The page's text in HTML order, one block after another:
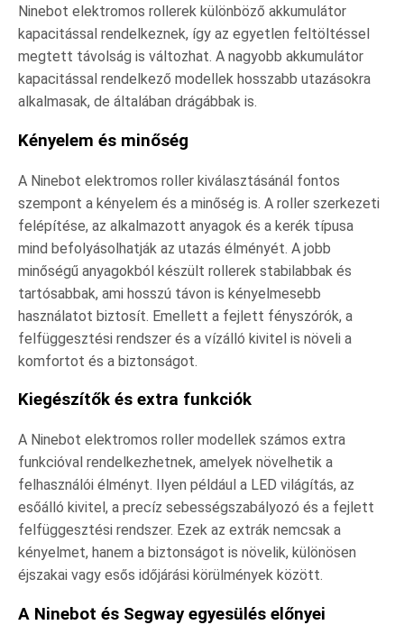
Ninebot elektromos rollerek különböző akkumulátor
kapacitással rendelkeznek, így az egyetlen feltöltéssel
megtett távolság is változhat. A nagyobb akkumulátor
kapacitással rendelkező modellek hosszabb utazásokra
alkalmasak, de általában drágábbak is.
Kényelem és minőség
A Ninebot elektromos roller kiválasztásánál fontos
szempont a kényelem és a minőség is. A roller szerkezeti
felépítése, az alkalmazott anyagok és a kerék típusa
mind befolyásolhatják az utazás élményét. A jobb
minőségű anyagokból készült rollerek stabilabbak és
tartósabbak, ami hosszú távon is kényelmesebb
használatot biztosít. Emellett a fejlett fényszórók, a
felfüggesztési rendszer és a vízálló kivitel is növeli a
komfortot és a biztonságot.
Kiegészítők és extra funkciók
A Ninebot elektromos roller modellek számos extra
funkcióval rendelkezhetnek, amelyek növelhetik a
felhasználói élményt. Ilyen például a LED világítás, az
esőálló kivitel, a precíz sebességszabályozó és a fejlett
felfüggesztési rendszer. Ezek az extrák nemcsak a
kényelmet, hanem a biztonságot is növelik, különösen
éjszakai vagy esős időjárási körülmények között.
A Ninebot és Segway egyesülés előnyei